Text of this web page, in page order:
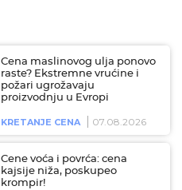
Cena maslinovog ulja ponovo
raste? Ekstremne vrućine i
požari ugrožavaju
proizvodnju u Evropi
KRETANJE CENA 07.08.2026
Cene voća i povrća: cena
kajsije niža, poskupeo
krompir!